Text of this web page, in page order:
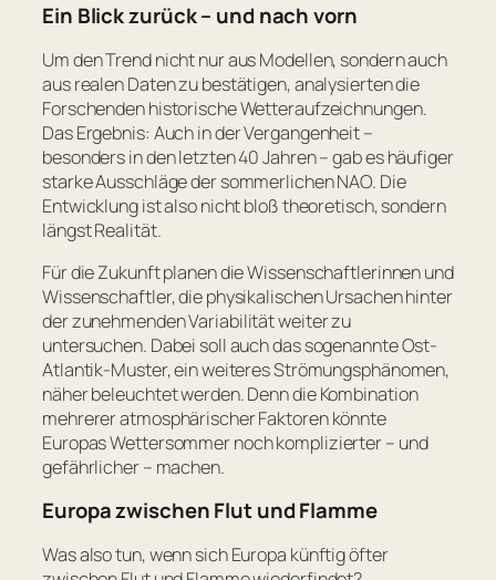
Ein Blick zurück – und nach vorn
Um den Trend nicht nur aus Modellen, sondern auch
aus realen Daten zu bestätigen, analysierten die
Forschenden historische Wetteraufzeichnungen.
Das Ergebnis: Auch in der Vergangenheit –
besonders in den letzten 40 Jahren – gab es häufiger
starke Ausschläge der sommerlichen NAO. Die
Entwicklung ist also nicht bloß theoretisch, sondern
längst Realität.
Für die Zukunft planen die Wissenschaftlerinnen und
Wissenschaftler, die physikalischen Ursachen hinter
der zunehmenden Variabilität weiter zu
untersuchen. Dabei soll auch das sogenannte Ost-
Atlantik-Muster, ein weiteres Strömungsphänomen,
näher beleuchtet werden. Denn die Kombination
mehrerer atmosphärischer Faktoren könnte
Europas Wettersommer noch komplizierter – und
gefährlicher – machen.
Europa zwischen Flut und Flamme
Was also tun, wenn sich Europa künftig öfter